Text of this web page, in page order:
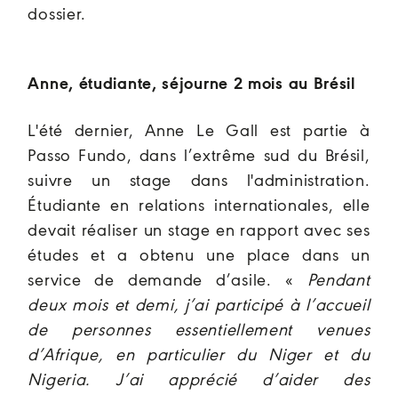
dossier.
Anne, étudiante, séjourne 2 mois au Brésil
L'été dernier, Anne Le Gall est partie à
Passo Fundo, dans l’extrême sud du Brésil,
suivre un stage dans l'administration.
Étudiante en relations internationales, elle
devait réaliser un stage en rapport avec ses
études et a obtenu une place dans un
service de demande d’asile. « Pendant
deux mois et demi, j’ai participé à l’accueil
de personnes essentiellement venues
d’Afrique, en particulier du Niger et du
Nigeria. J’ai apprécié d’aider des